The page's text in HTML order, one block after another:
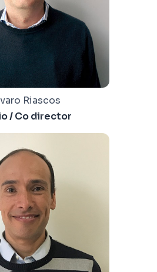
Riascos
/ Co director